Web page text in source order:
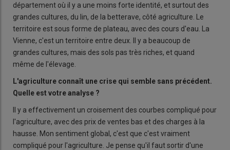
département où il y a une moins forte identité, et surtout des
grandes cultures, du lin, de la betterave, côté agriculture. Le
territoire est sous forme de plateau, avec des cours d'eau. La
Vienne, c'est un territoire entre deux. Il y a beaucoup de
grandes cultures, mais des sols pas très riches, et quand
même de l'élevage.
L'agriculture connaît une crise qui semble sans précédent.
Quelle est votre analyse ?
Il y a effectivement un croisement des courbes compliqué pour
l'agriculture, avec des prix de ventes bas et des charges à la
hausse. Mon sentiment global, c'est que c'est vraiment
compliqué pour l'agriculture. Je pense qu'il faut sortir d'une